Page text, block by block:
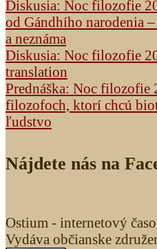
Diskusia: Noc filozofie
od Gándhího narodenia
a neznáma
Diskusia: Noc filozofie
translation
Prednáška: Noc filozofie
filozofoch, ktorí chcú
ľudstvo
Nájdete nás na
Ostium - internetový
Vydáva občianske